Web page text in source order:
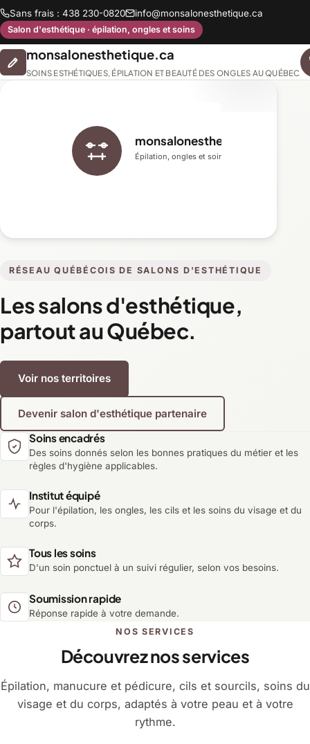
Sans frais : 438 230-0820 info@monsalonesthetique.ca
Salon d'esthétique · épilation, ongles et soins
monsalonesthetique.ca
SOINS ESTHÉTIQUES, ÉPILATION ET BEAUTÉ DES ONGLES AU QUÉBEC
RÉSEAU QUÉBÉCOIS DE SALONS D'ESTHÉTIQUE
Les salons d'esthétique,
partout au Québec.
Voir nos territoires
Devenir salon d'esthétique partenaire
monsalonesthetique.ca
Épilation, ongles et soins du visage
Soins encadrés
Des soins donnés selon les bonnes pratiques du métier et les
règles d'hygiène applicables.
Institut équipé
Pour l'épilation, les ongles, les cils et les soins du visage et du
corps.
Tous les soins
D'un soin ponctuel à un suivi régulier, selon vos besoins.
Soumission rapide
Réponse rapide à votre demande.
NOS SERVICES
Découvrez nos services
Épilation, manucure et pédicure, cils et sourcils, soins du
visage et du corps, adaptés à votre peau et à votre
rythme.